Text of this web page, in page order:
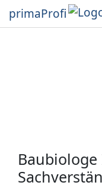
primaProfi